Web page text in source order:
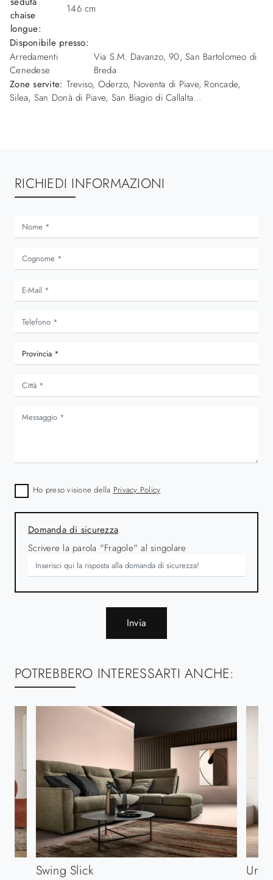
chaise
longue:
146 cm
Disponibile presso:
Arredamenti
Cenedese
Via S.M. Davanzo, 90,San Bartolomeo di
Breda
Zone servite: Treviso, Oderzo, Noventa di Piave, Roncade,
Silea, San Donà di Piave, San Biagio di Callalta...
RICHIEDI INFORMAZIONI
Ho preso visione della Privacy Policy
Domanda di sicurezza
Scrivere la parola "Fragole" al singolare
Invia
POTREBBERO INTERESSARTI ANCHE:
Swing Slick